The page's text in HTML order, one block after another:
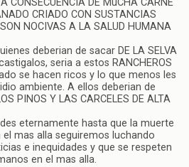
CONSECUENCIA DE MuCHA CARNE
CRIADO CON SUSTANCIAS
NOCIVAS A LA SALUD HUMANA
deberian de sacar DE LA SELVA
seria a estos RANCHEROS
se hacen ricos y lo que menos les
ambiente. A ellos deberian de
PINOS Y LAS CARCELES DE ALTA
eternamente hasta que la muerte
el mas alla seguiremos luchando
e inequidades y que se respeten
en el mas alla.